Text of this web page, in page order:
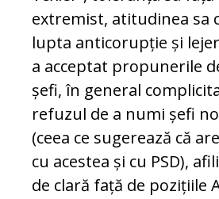
extremist, atitudinea sa
lupta anticorupție și
a acceptat propunerile
șefi, în general
refuzul de a numi șefi
(ceea ce sugerează că
cu acestea și cu PSD),
de clară față de pozițiile